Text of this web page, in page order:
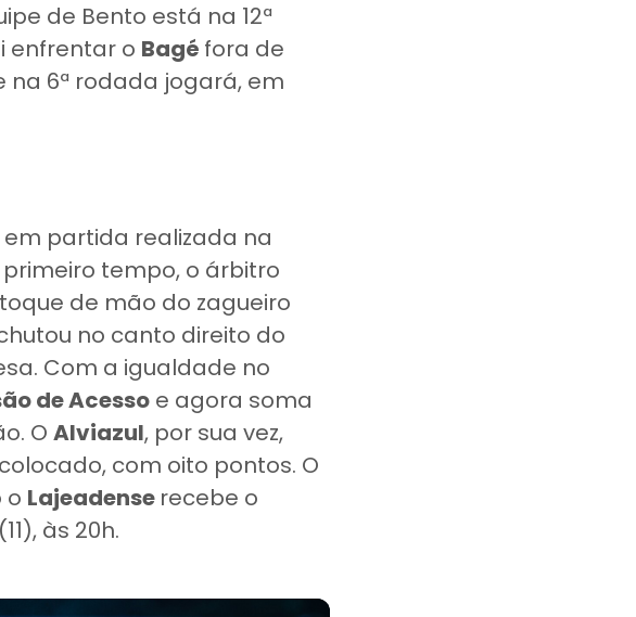
de Bento está na 12ª
enfrentar o Bagé fora de
na 6ª rodada jogará, em
em partida realizada na
primeiro tempo, o árbitro
de mão do zagueiro
no canto direito do
Com a igualdade no
de Acesso e agora soma
O Alviazul, por sua vez,
com oito pontos. O
o Lajeadense recebe o
às 20h.